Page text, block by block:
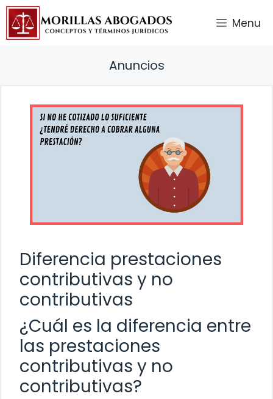
Saltar
contenido
Menu
Anuncios
Diferencia prestaciones
contributivas y no
contributivas
¿Cuál es la diferencia entre
las prestaciones
contributivas y no
contributivas?